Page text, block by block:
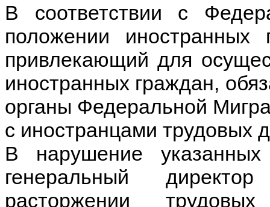
В соответствии с
положении
привлекающий для
иностранных граждан,
органы Федеральной
с иностранцами трудовых
В нарушение указанных
генеральный
расторжении